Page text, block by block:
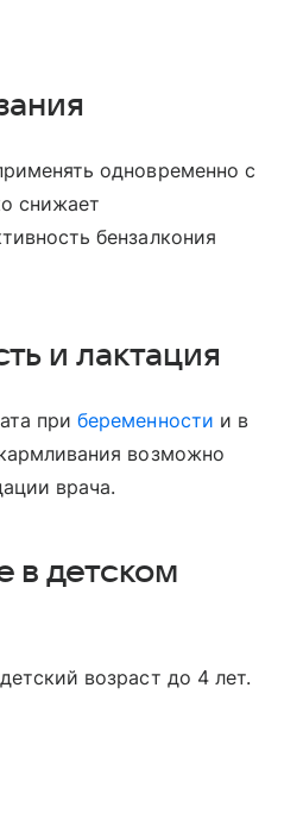
одновременно с
снижает
бензалкония
и лактация
прибеременности и в
возможно
врача.
в детском
возраст до 4 лет.